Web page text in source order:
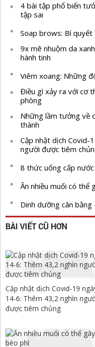
4 bài tập phổ biến
tập sai
Soap brows: Bí
9x mê nhuộm da
hành tinh
Viêm xoang: Những
Điều gì xảy ra với cơ
phòng
Những lầm tưởng về
thành
Cập nhật dịch Covid-
người được tiêm
8 thức uống cấp
Ăn nhiều muối có thể
Dinh dưỡng cân bằng
BÀI VIẾT CŨ HƠN
Cập nhật dịch Covid-19
14-6: Thêm 43,2 nghìn
được tiêm chủng